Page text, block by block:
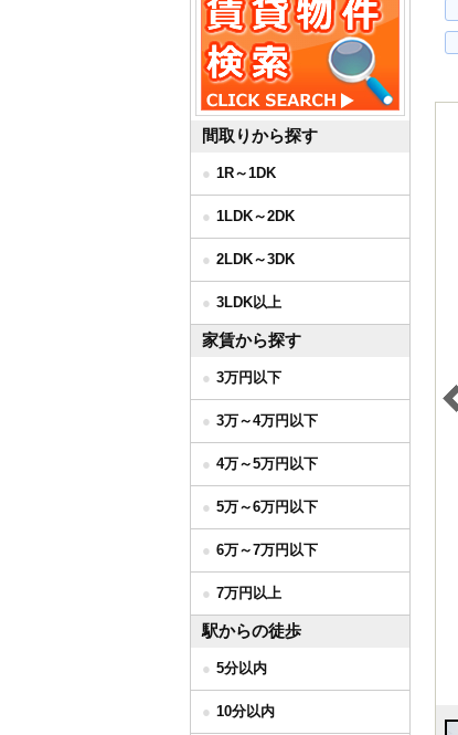
間取りから探す
1R～1DK
1LDK～2DK
2LDK～3DK
3LDK以上
家賃から探す
3万円以下
3万～4万円以下
4万～5万円以下
5万～6万円以下
6万～7万円以下
7万円以上
駅からの徒歩
5分以内
10分以内